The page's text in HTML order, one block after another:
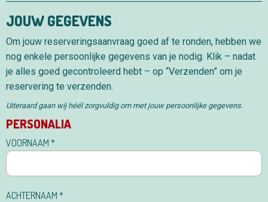
JOUW GEGEVENS
Om jouw reserveringsaanvraag goed af te ronden, hebben we
nog enkele persoonlijke gegevens van je nodig. Klik – nadat
je alles goed gecontroleerd hebt – op “Verzenden” om je
reservering te verzenden.
Uiteraard gaan wij héél zorgvuldig om met jouw persoonlijke gegevens.
Reserveren
PERSONALIA
VOORNAAM *
ACHTERNAAM *